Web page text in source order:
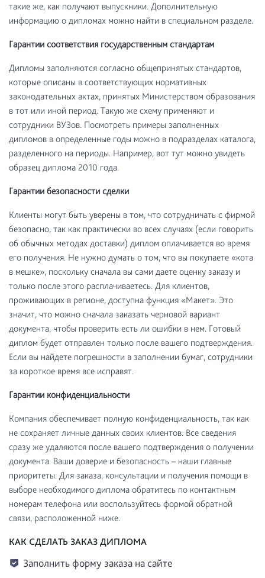
такие же, как получают выпускники. Дополнительную
информацию о дипломах можно найти в специальном разделе.
Гарантии соответствия государственным стандартам
Дипломы заполняются согласно общепринятых стандартов,
которые описаны в соответствующих нормативных
законодательных актах, принятых Министерством образования
в тот или иной период. Такую же схему применяют и
сотрудники ВУЗов. Посмотреть примеры заполненных
дипломов в определенные годы можно в подразделах каталога,
разделенного на периоды. Например, вот тут можно увидеть
образец диплома 2010 года.
Гарантии безопасности сделки
Клиенты могут быть уверены в том, что сотрудничать с фирмой
безопасно, так как практически во всех случаях (если говорить
об обычных методах доставки) диплом оплачивается во время
его получения. Не нужно думать о том, что вы покупаете «кота
в мешке», поскольку сначала вы сами даете оценку заказу и
только после этого расплачиваетесь. Для клиентов,
проживающих в регионе, доступна функция «Макет». Это
значит, что можно сначала заказать черновой вариант
документа, чтобы проверить есть ли ошибки в нем. Готовый
диплом будет отправлен только после вашего подтверждения.
Если вы найдете погрешности в заполнении бумаг, сотрудники
за короткое время все исправят.
Гарантии конфиденциальности
Компания обеспечивает полную конфиденциальность, так как
не сохраняет личные данных своих клиентов. Все сведения
сразу же удаляются после вашего подтверждения о получении
документа. Ваши доверие и безопасность – наши главные
приоритеты. Для заказа, консультации и получения помощи в
выборе необходимого диплома обратитесь по контактным
номерам телефона или воспользуйтесь формой обратной
связи, расположенной ниже.
КАК СДЕЛАТЬ ЗАКАЗ ДИПЛОМА
Заполнить форму заказа на сайте